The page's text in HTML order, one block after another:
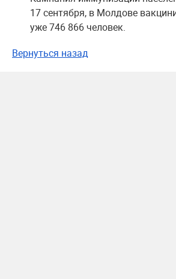
17 сентября, в Молдове
уже 746 866 человек.
Вернуться назад